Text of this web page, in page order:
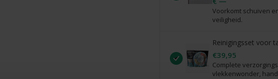
Voorkomt schuiven
veiligheid.
Reinigingsset voor
€39,95
Complete
vlekkenwonder,